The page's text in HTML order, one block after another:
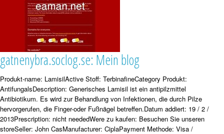
gatnenybra.soclog.se: Mein blog
Produkt-name: LamisilActive Stoff: TerbinafineCategory Produkt:
AntifungalsDescription: Generisches Lamisil ist ein antipilzmittel
Antibiotikum. Es wird zur Behandlung von Infektionen, die durch Pilze
hervorgerufen, die Finger-oder Fußnägel betreffen.Datum addiert: 19 / 2 /
2013Prescription: nicht neededWere zu kaufen: Besuchen Sie unseren
storeSeller: John CasManufacturer: CiplaPayment Methode: Visa /